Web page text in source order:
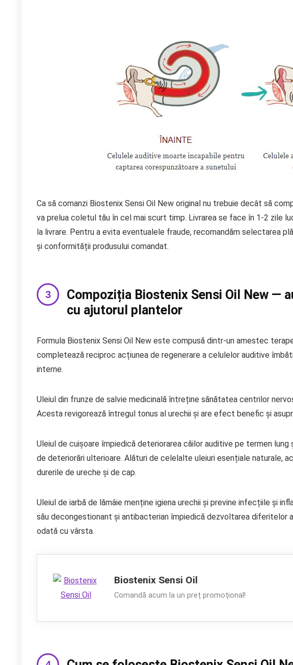
Ca să comanzi Biostenix Sensi Oil New original nu trebuie decât să
va prelua coletul tău în cel mai scurt timp. Livrarea se face în 1-2 zile
la livrare. Pentru a evita eventualele fraude, recomandăm selectarea
și conformității produsului comandat.
Compoziția Biostenix Sensi Oil New —
cu ajutorul plantelor
Formula Biostenix Sensi Oil New este compusă dintr-un amestec
completează reciproc acțiunea de regenerare a celulelor auditive
interne.
Uleiul din frunze de salvie medicinală întreține sănătatea centrilor
Acesta revigorează întregul tonus al urechii și are efect benefic și
Uleiul de cuișoare împiedică deteriorarea căilor auditive pe termen
de deteriorări ulterioare. Alături de celelalte uleiuri esențiale naturale,
durerile de ureche și de cap.
Uleiul de iarbă de lămâie menține igiena urechii și previne infecțiile și
său decongestionant și antibacterian împiedică dezvoltarea diferitelor
odată cu vârsta.
Biostenix Sensi Oil
Comandă acum la un preț promoțional!